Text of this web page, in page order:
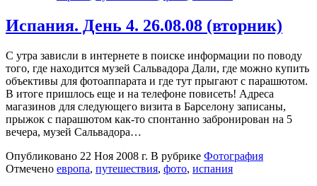
Испания. День 4. 26.08.08 (вторник)
С утра зависли в интернете в поиске информации по поводу
того, где находится музей Сальвадора Дали, где можно купить
объективы для фотоаппарата и где тут прыгают с парашютом.
В итоге пришлось еще и на телефоне повисеть! Адреса
магазинов для следующего визита в Барселону записаны,
прыжок с парашютом как-то спонтанно забронирован на 5
вечера, музей Сальвадора…
Опубликовано 22 Ноя 2008 г. В рубрике Фотография
Отмечено европа, путешествия, фото, испания